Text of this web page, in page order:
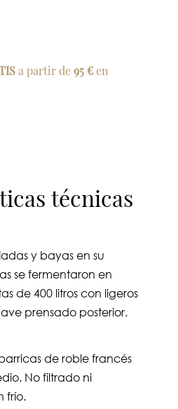
a partir de95 €en
técnicas
y bayas en su
se fermentaron en
de 400 litros con ligeros
prensado posterior.
de roble francés
No filtrado ni
frío.